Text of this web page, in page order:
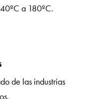
a 180ºC.
de las industrias